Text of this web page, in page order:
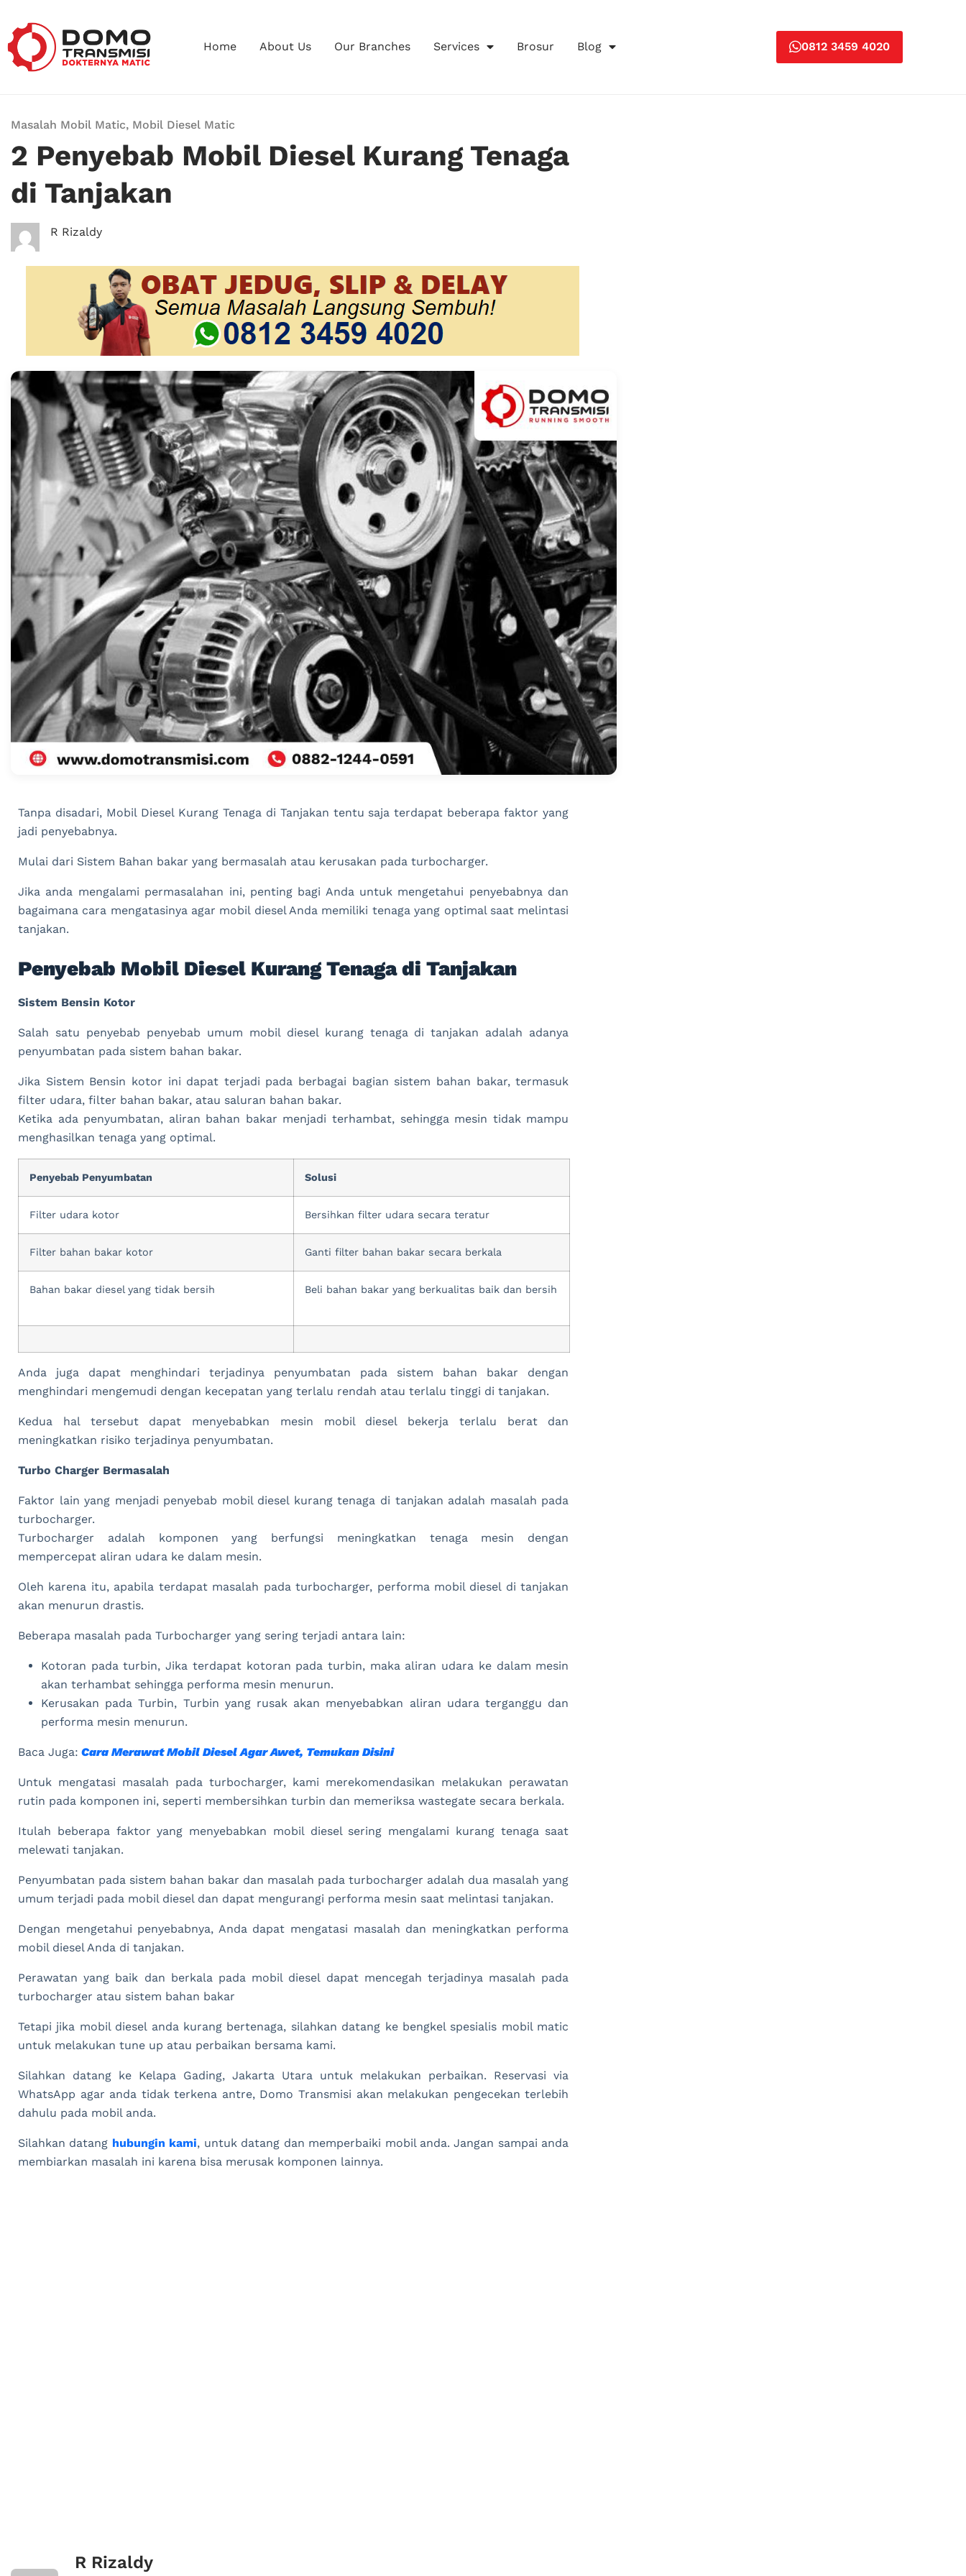
Home About Us Our Branches Services Brosur Blog 0812 3459 4020
Masalah Mobil Matic, Mobil Diesel Matic
2 Penyebab Mobil Diesel Kurang Tenaga
di Tanjakan
R Rizaldy
Tanpa disadari, Mobil Diesel Kurang Tenaga di Tanjakan tentu saja terdapat beberapa faktor yang
jadi penyebabnya.
Mulai dari Sistem Bahan bakar yang bermasalah atau kerusakan pada turbocharger.
Jika anda mengalami permasalahan ini, penting bagi Anda untuk mengetahui penyebabnya dan
bagaimana cara mengatasinya agar mobil diesel Anda memiliki tenaga yang optimal saat melintasi
tanjakan.
Penyebab Mobil Diesel Kurang Tenaga di Tanjakan
Sistem Bensin Kotor
Salah satu penyebab penyebab umum mobil diesel kurang tenaga di tanjakan adalah adanya
penyumbatan pada sistem bahan bakar.
Jika Sistem Bensin kotor ini dapat terjadi pada berbagai bagian sistem bahan bakar, termasuk
filter udara, filter bahan bakar, atau saluran bahan bakar.
Ketika ada penyumbatan, aliran bahan bakar menjadi terhambat, sehingga mesin tidak mampu
menghasilkan tenaga yang optimal.
Penyebab Penyumbatan Solusi
Filter udara kotor Bersihkan filter udara secara teratur
Filter bahan bakar kotor Ganti filter bahan bakar secara berkala
Bahan bakar diesel yang tidak bersih Beli bahan bakar yang berkualitas baik dan bersih
Anda juga dapat menghindari terjadinya penyumbatan pada sistem bahan bakar dengan
menghindari mengemudi dengan kecepatan yang terlalu rendah atau terlalu tinggi di tanjakan.
Kedua hal tersebut dapat menyebabkan mesin mobil diesel bekerja terlalu berat dan
meningkatkan risiko terjadinya penyumbatan.
Turbo Charger Bermasalah
Faktor lain yang menjadi penyebab mobil diesel kurang tenaga di tanjakan adalah masalah pada
turbocharger.
Turbocharger adalah komponen yang berfungsi meningkatkan tenaga mesin dengan
mempercepat aliran udara ke dalam mesin.
Oleh karena itu, apabila terdapat masalah pada turbocharger, performa mobil diesel di tanjakan
akan menurun drastis.
Beberapa masalah pada Turbocharger yang sering terjadi antara lain:
Kotoran pada turbin, Jika terdapat kotoran pada turbin, maka aliran udara ke dalam mesin
akan terhambat sehingga performa mesin menurun.
Kerusakan pada Turbin, Turbin yang rusak akan menyebabkan aliran udara terganggu dan
performa mesin menurun.
Baca Juga: Cara Merawat Mobil Diesel Agar Awet, Temukan Disini
Untuk mengatasi masalah pada turbocharger, kami merekomendasikan melakukan perawatan
rutin pada komponen ini, seperti membersihkan turbin dan memeriksa wastegate secara berkala.
Itulah beberapa faktor yang menyebabkan mobil diesel sering mengalami kurang tenaga saat
melewati tanjakan.
Penyumbatan pada sistem bahan bakar dan masalah pada turbocharger adalah dua masalah yang
umum terjadi pada mobil diesel dan dapat mengurangi performa mesin saat melintasi tanjakan.
Dengan mengetahui penyebabnya, Anda dapat mengatasi masalah dan meningkatkan performa
mobil diesel Anda di tanjakan.
Perawatan yang baik dan berkala pada mobil diesel dapat mencegah terjadinya masalah pada
turbocharger atau sistem bahan bakar
Tetapi jika mobil diesel anda kurang bertenaga, silahkan datang ke bengkel spesialis mobil matic
untuk melakukan tune up atau perbaikan bersama kami.
Silahkan datang ke Kelapa Gading, Jakarta Utara untuk melakukan perbaikan. Reservasi via
WhatsApp agar anda tidak terkena antre, Domo Transmisi akan melakukan pengecekan terlebih
dahulu pada mobil anda.
Silahkan datang hubungin kami, untuk datang dan memperbaiki mobil anda. Jangan sampai anda
membiarkan masalah ini karena bisa merusak komponen lainnya.
R Rizaldy